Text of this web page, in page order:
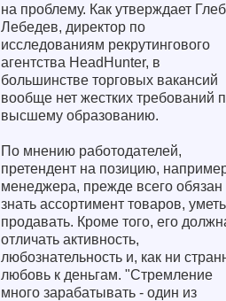
на проблему. Как утверждает Глеб
Лебедев, директор по
исследованиям рекрутингового
агентства HeadHunter, в
большинстве торговых вакансий
вообще нет жестких требований
высшему образованию.
По мнению работодателей,
претендент на позицию,
менеджера, прежде всего обязан
знать ассортимент товаров,
продавать. Кроме того, его
отличать активность,
любознательность и, как ни
любовь к деньгам. "Стремление
много зарабатывать - один из